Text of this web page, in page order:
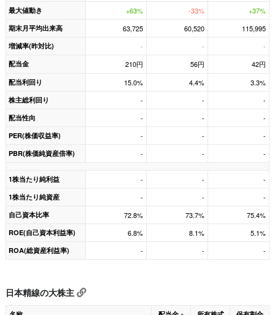
最大値動き +63% -33% +37%
期末月平均出来高 63,725 60,520 115,995
増減率(昨対比) - - -
配当金 210円 56円 42円
配当利回り 15.0% 4.4% 3.3%
株主総利回り - - -
配当性向 - - -
PER(株価収益率) - - -
PBR(株価純資産倍率) - - -
1株当たり純利益 - - -
1株当たり純資産 - - -
自己資本比率 72.8% 73.7% 75.4%
ROE(自己資本利益率) 6.8% 8.1% 5.1%
ROA(総資産利益率) - - -
日本精線の大株主